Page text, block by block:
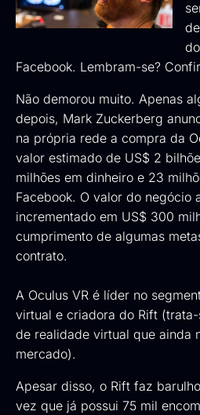
Facebook. Lembram-se?
Não demorou muito. Apenas
depois, Mark Zuckerberg
na própria rede a compra da
valor estimado de US$ 2
milhões em dinheiro e 23
Facebook. O valor do negócio
incrementado em US$ 300
cumprimento de algumas
contrato.
A Oculus VR é líder no
virtual e criadora do Rift
de realidade virtual que ainda
mercado).
Apesar disso, o Rift faz
vez que já possui 75 mil